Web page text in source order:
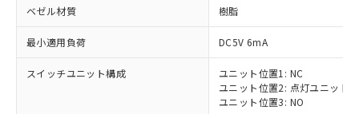
ベゼル材質 樹脂
最小適用負荷 DC5V 6mA
スイッチユニット構成
ユニット位置1: NC
ユニット位置2: 点灯ユニット
ユニット位置3: NO